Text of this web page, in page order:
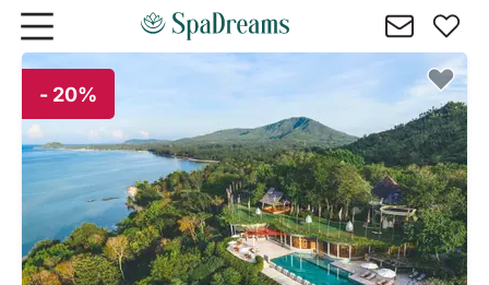
Aller au contenu principal
- 20%